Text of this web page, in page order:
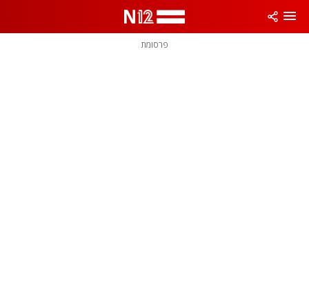
פרסומת